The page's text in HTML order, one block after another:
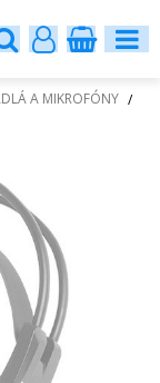
A MIKROFÓNY